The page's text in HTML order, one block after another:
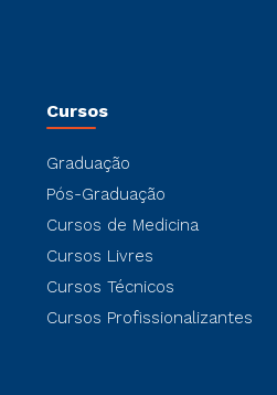
Cursos
Graduação
Pós-Graduação
Cursos de Medicina
Cursos Livres
Cursos Técnicos
Cursos Profissionalizantes